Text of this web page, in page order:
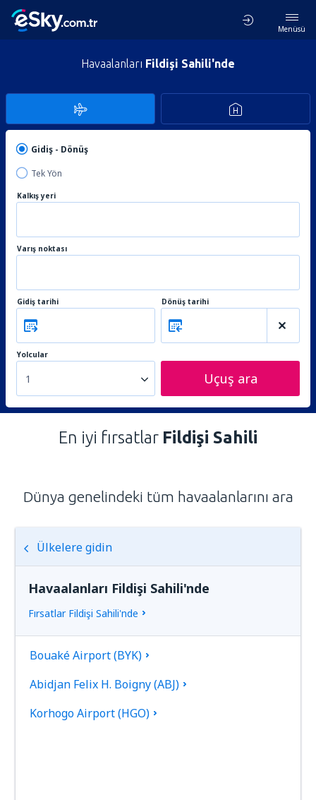
Menüsü
Havaalanları Fildişi Sahili'nde
Gidiş - Dönüş
Tek Yön
Kalkış yeri
Varış noktası
Gidiş tarihi Dönüş tarihi
Yolcular
1 Uçuş ara
En iyi fırsatlar Fildişi Sahili
Dünya genelindeki tüm havaalanlarını ara
Ülkelere gidin
Havaalanları Fildişi Sahili'nde
Fırsatlar Fildişi Sahili'nde
Bouaké Airport (BYK)
Abidjan Felix H. Boigny (ABJ)
Korhogo Airport (HGO)